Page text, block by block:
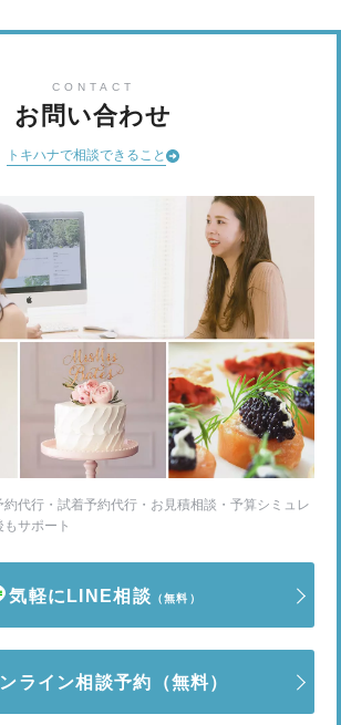
CONTACT
お問い合わせ
トキハナで相談できること
代行・試着予約代行・お見積相談・予算シミュレ
サポート
気軽にLINE相談 （無料）
ライン相談予約 （無料）